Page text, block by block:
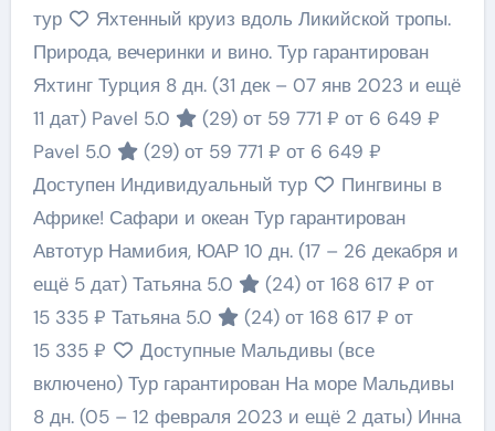
тур
Яхтенный круиз вдоль Ликийской тропы.
Природа, вечеринки и вино. Тур гарантирован
Яхтинг Турция 8 дн. (31 дек – 07 янв 2023 и ещё
11 дат) Pavel 5.0 (29) от 59 771 ₽ от 6 649 ₽
Pavel 5.0
(29) от 59 771 ₽ от 6 649 ₽
Доступен Индивидуальный тур
Пингвины в
Африке! Сафари и океан Тур гарантирован
Автотур Намибия, ЮАР 10 дн. (17 – 26 декабря и
ещё 5 дат) Татьяна 5.0 (24) от 168 617 ₽ от
15 335 ₽ Татьяна 5.0 (24) от 168 617 ₽ от
15 335 ₽
Доступные Мальдивы (все
включено) Тур гарантирован На море Мальдивы
8 дн. (05 – 12 февраля 2023 и ещё 2 даты) Инна